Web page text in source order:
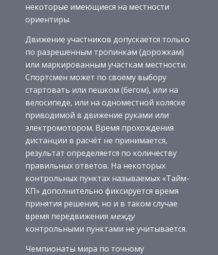
некоторые имеющиеся на местности
ориентиры.
Движение участников допускается только
по разрешенным тропинкам (дорожкам)
или маркированным участкам местности.
Спортсмен может по своему выбору
стартовать или пешком (бегом), или на
велосипеде, или на одноместной коляске
приводимой в движение руками или
электромотором. Время прохождения
дистанции в расчёт не принимается,
результат определяется по количеству
правильных ответов. На некоторых
контрольных пунктах называемых «Тайм-
КП» дополнительно фиксируется время
принятия решения, но и в таком случае
время передвижения между
контрольными пунктами не учитывается.
Чемпионаты мира по точному